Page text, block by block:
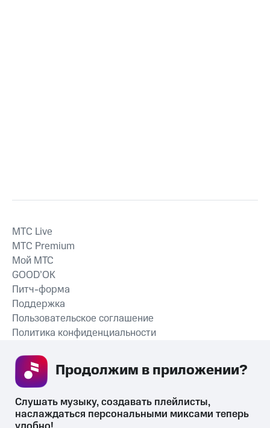
СКАЧАТЬ ПРИЛОЖЕНИЕ
MTС Live
MTС Premium
Мой МТС
GOOD’OK
Питч-форма
Поддержка
Пользовательское соглашение
Политика конфиденциальности
Слушать музыку, создавать плейлисты,
наслаждаться персональными миксами теперь